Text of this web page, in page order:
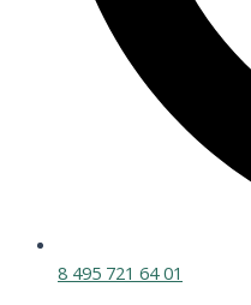
8 495 721 64 01